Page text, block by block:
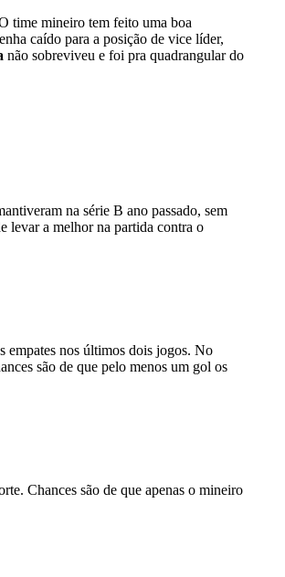
time mineiro tem feito uma boa
caído para a posição de vice líder,
não sobreviveu e foi pra quadrangular do
na série B ano passado, sem
levar a melhor na partida contra o
empates nos últimos dois jogos. No
são de que pelo menos um gol os
Chances são de que apenas o mineiro